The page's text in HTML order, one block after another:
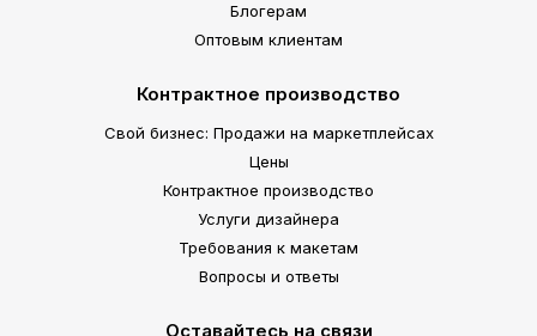
Блогерам
Оптовым клиентам
Контрактное производство
Свой бизнес: Продажи на маркетплейсах
Цены
Контрактное производство
Услуги дизайнера
Требования к макетам
Вопросы и ответы
Оставайтесь на связи